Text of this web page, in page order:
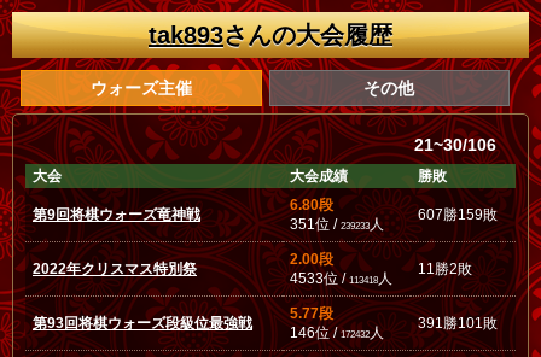
tak893さんの大会履歴
ウォーズ主催 その他
21~30/106
大会 大会成績 勝敗
第9回将棋ウォーズ竜神戦
6.80段
351位 / 239233 人
607勝159敗
2022年クリスマス特別祭
2.00段
4533位 /113418 人
11勝2敗
第93回将棋ウォーズ段級位最強戦
5.77段
146位 /172432人
391勝101敗